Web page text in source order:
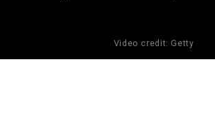
Video credit: Getty